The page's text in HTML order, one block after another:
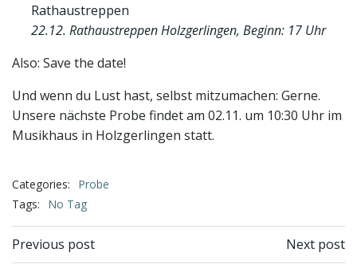
Rathaustreppen
22.12. Rathaustreppen Holzgerlingen, Beginn: 17 Uhr
Also: Save the date!
Und wenn du Lust hast, selbst mitzumachen: Gerne.
Unsere nächste Probe findet am 02.11. um 10:30 Uhr im
Musikhaus in Holzgerlingen statt.
Categories:
Probe
Tags:
No Tag
Beitragsnavigation
Previous post Next post